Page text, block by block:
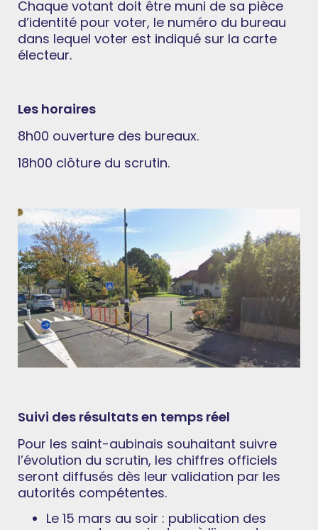
Chaque votant doit être muni de sa pièce
d’identité pour voter, le numéro du bureau
dans lequel voter est indiqué sur la carte
électeur.
Les horaires
8h00 ouverture des bureaux.
18h00 clôture du scrutin.
Suivi des résultats en temps réel
Pour les saint-aubinais souhaitant suivre
l’évolution du scrutin, les chiffres officiels
seront diffusés dès leur validation par les
autorités compétentes.
Le 15 mars au soir : publication des